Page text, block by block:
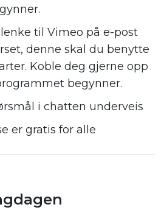
til Vimeo på e-post
denne skal du benytte
Koble deg gjerne opp
begynner.
i chatten underveis
er gratis for alle